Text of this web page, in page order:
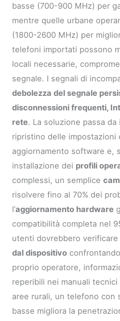
basse (700-900 MHz) per
mentre quelle urbane
(1800-2600 MHz) per
telefoni importati possono
locali necessarie,
segnale. I segnali di
debolezza del segnale
disconnessioni frequenti,
rete. La soluzione passa
ripristino delle impostazioni
aggiornamento software e,
installazione dei profili
complessi, un semplice
risolvere fino al 70% dei
l’aggiornamento hardware
compatibilità completa nel
utenti dovrebbero verificare
dal dispositivo
proprio operatore,
reperibili nei manuali
aree rurali, un telefono con
basse migliora la